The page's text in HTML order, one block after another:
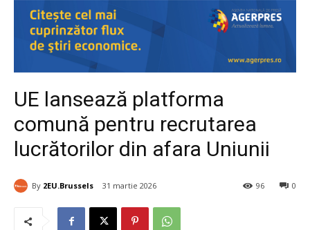
UE lansează platforma
comună pentru recrutarea
lucrătorilor din afara Uniunii
By 2EU.Brussels 31 martie 2026 0
96